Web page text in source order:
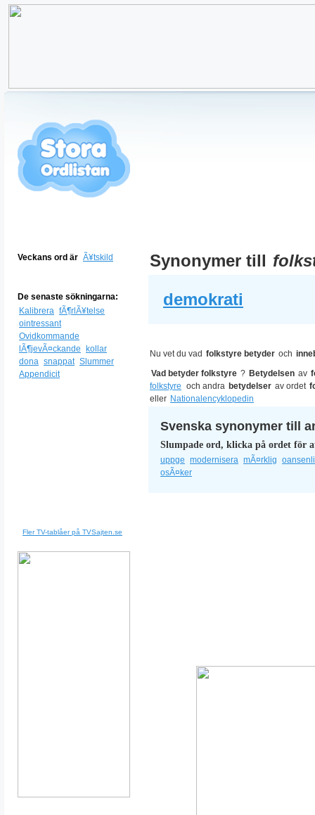
Veckans ord är Ã¥tskild
De senaste sökningarna:
Kalibrera fÃ¶rlÃ¥telse
ointressant
Ovidkommande
lÃ¶jevÃ¤ckande
kollar
dona snappat Slummer
Appendicit
Fler TV-tablåer på TVSajten.se
Synonymer till
demokrati
Nu vet du vad folkstyre betyder och
Vad betyder folkstyre ? Betydelsen av
folkstyre och andra betydelser av ordet
eller Nationalencyklopedin
Svenska synonymer till
Slumpade ord, klicka på ordet för
uppge modernisera mÃ¤rklig
osÃ¤ker